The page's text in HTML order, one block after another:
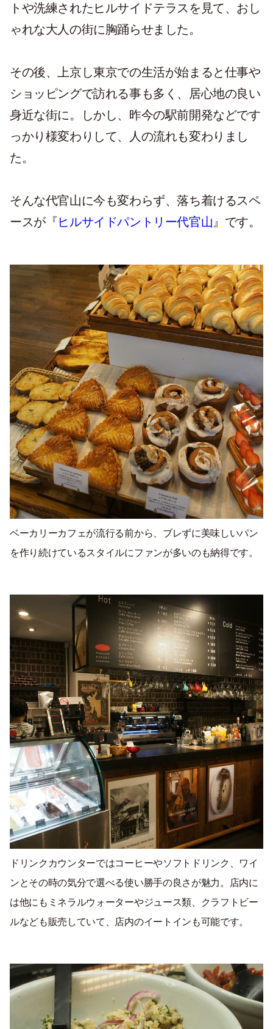
トや洗練されたヒルサイドテラスを見て、おし
ゃれな大人の街に胸踊らせました。
その後、上京し東京での生活が始まると仕事や
ショッピングで訪れる事も多く、居心地の良い
身近な街に。しかし、昨今の駅前開発などです
っかり様変わりして、人の流れも変わりまし
た。
そんな代官山に今も変わらず、落ち着けるスペ
ースが『 ヒルサイドパントリー代官山 』です。
ベーカリーカフェが流行る前から、ブレずに美味しいパン
を作り続けているスタイルにファンが多いのも納得です。
ドリンクカウンターではコーヒーやソフトドリンク、ワイ
ンとその時の気分で選べる使い勝手の良さが魅力。店内に
は他にもミネラルウォーターやジュース類、クラフトビー
ルなども販売していて、店内のイートインも可能です。